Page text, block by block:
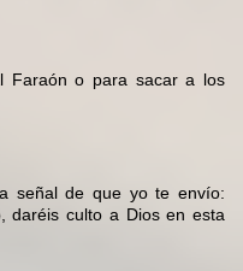
Faraón o para sacar a los
señal de que yo te envío:
daréis culto a Dios en esta